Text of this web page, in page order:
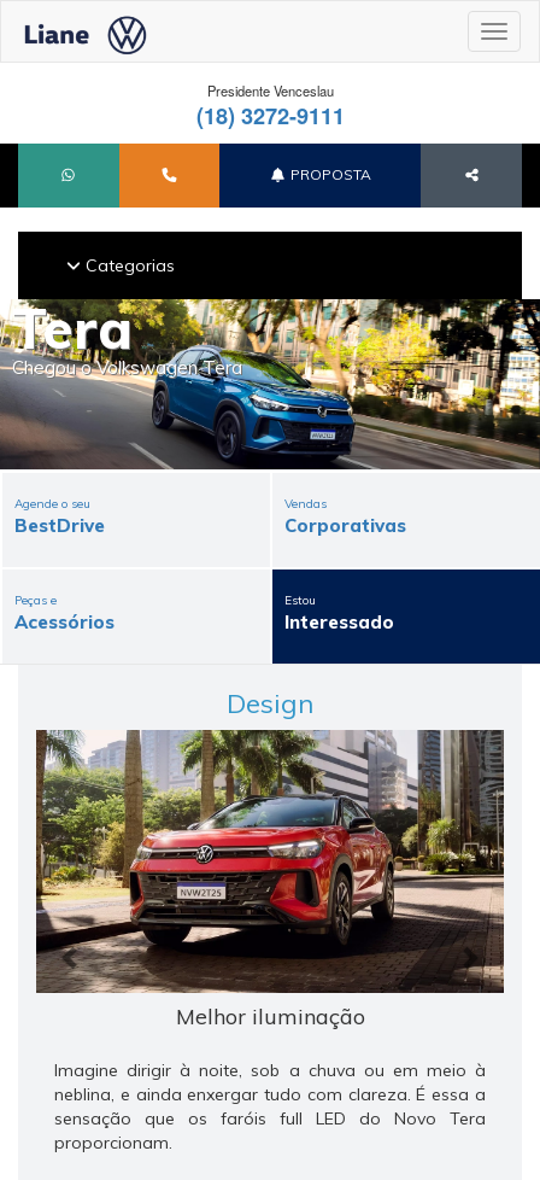
Presidente Venceslau
(18) 3272-9111
PROPOSTA
Categorias
Tera
Chegou o Volkswagen Tera
Agende o seu
BestDrive
Vendas
Corporativas
Peças e
Acessórios
Estou
Interessado
Design
Melhor iluminação
Imagine dirigir à noite, sob a chuva ou em meio à
neblina, e ainda enxergar tudo com clareza. É essa a
sensação que os faróis full LED do Novo Tera
proporcionam.
Anterior